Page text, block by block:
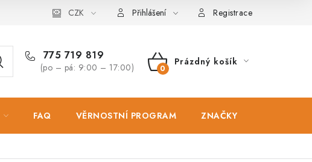
ochrany osobních údajů Zásady použivání souboru cookies
CZK Přihlášení Registrace
775 719 819
(po – pá: 9:00 – 17:00)
NÁKUPNÍ
Prázdný košík
FAQ VĚRNOSTNÍ PROGRAM ZNAČKY